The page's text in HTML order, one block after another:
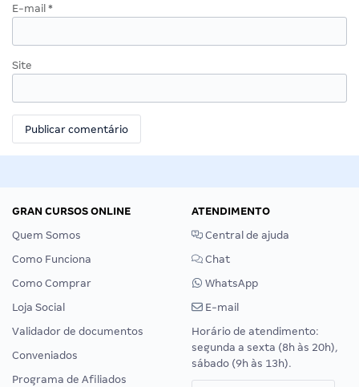
E-mail *
Site
GRAN CURSOS ONLINE
Quem Somos
Como Funciona
Como Comprar
Loja Social
Validador de documentos
Conveniados
Programa de Afiliados
ATENDIMENTO
Central de ajuda
Chat
WhatsApp
E-mail
Horário de atendimento:
segunda a sexta (8h às 20h),
sábado (9h às 13h).